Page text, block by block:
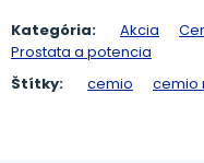
Kategória: Akcia
Prostata a potencia
Štítky:
cemio cemio